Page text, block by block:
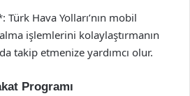
Hava Yolları’nın mobil
işlemlerini kolaylaştırmanın
takip etmenize yardımcı olur.
Programı